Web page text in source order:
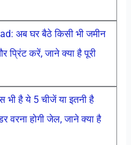
अब घर बैठे किसी भी जमीन
प्रिंट करें, जाने क्या है पूरी
है ये 5 चीजें या इतनी है
वरना होगी जेल, जाने क्या है